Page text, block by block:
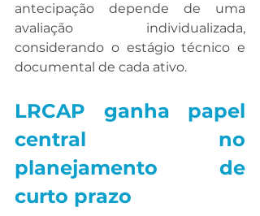
antecipação depende de uma
avaliação individualizada,
considerando o estágio técnico e
documental de cada ativo.
LRCAP ganha papel
central no
planejamento de
curto prazo